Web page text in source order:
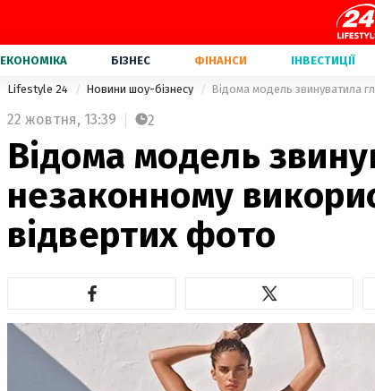
ЕКОНОМІКА БІЗНЕС ФІНАНСИ ІНВЕСТИЦІЇ
Lifestyle 24 Новини шоу-бізнесу Відома модель звинуватила
22 жовтня, 13:39 2
Відома модель
незаконному
відвертих фото